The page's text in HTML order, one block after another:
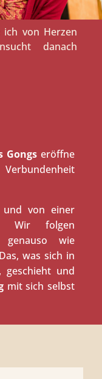
ich von Herzen
danach
Gongs eröffne
von einer
Wir folgen
genauso wie
was sich in
geschieht und
mit sich selbst